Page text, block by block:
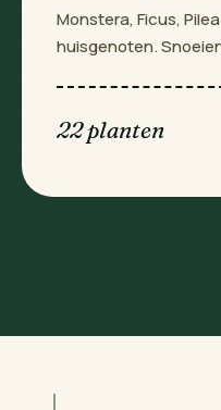
Monstera, Ficus,
huisgenoten.
22 planten